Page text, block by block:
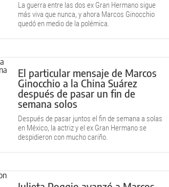
La guerra entre las dos ex Gran Hermano sigue
más viva que nunca, y ahora Marcos Ginocchio
quedó en medio de la polémica.
El particular mensaje de Marcos
Ginocchio a la China Suárez
después de pasar un fin de
semana solos
Después de pasar juntos el fin de semana a solas
en México, la actriz y el ex Gran Hermano se
despidieron con mucho cariño.